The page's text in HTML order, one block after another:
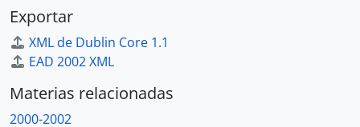
Exportar
XML de Dublin Core 1.1
EAD 2002 XML
Materias relacionadas
2000-2002